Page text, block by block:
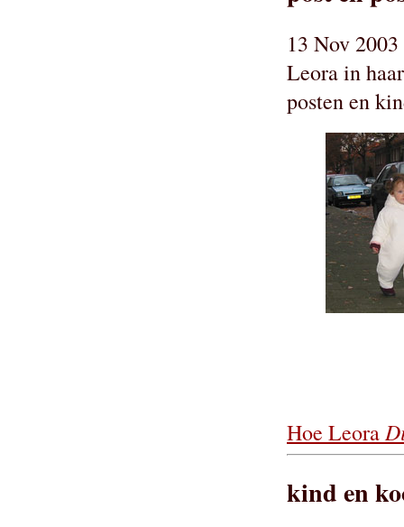
13 Nov
Leora in
posten en
Hoe Leora
kind en